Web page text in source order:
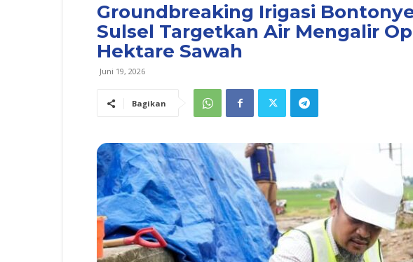
Groundbreaking Irigasi
Sulsel Targetkan Air Mengalir
Hektare Sawah
Juni 19, 2026
Bagikan